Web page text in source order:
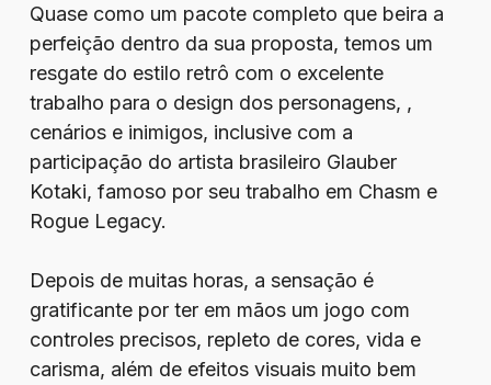
Quase como um pacote completo que beira a
perfeição dentro da sua proposta, temos um
resgate do estilo retrô com o excelente
trabalho para o design dos personagens, ,
cenários e inimigos, inclusive com a
participação do artista brasileiro Glauber
Kotaki, famoso por seu trabalho em Chasm e
Rogue Legacy.
Depois de muitas horas, a sensação é
gratificante por ter em mãos um jogo com
controles precisos, repleto de cores, vida e
carisma, além de efeitos visuais muito bem